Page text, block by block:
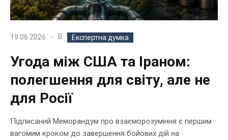
19.06.2026 В Експертна думка
Угода між США та Іраном:
полегшення для світу, але не
для Росії
Підписаний Меморандум про взаєморозуміння є першим
вагомим кроком до завершення бойових дій на